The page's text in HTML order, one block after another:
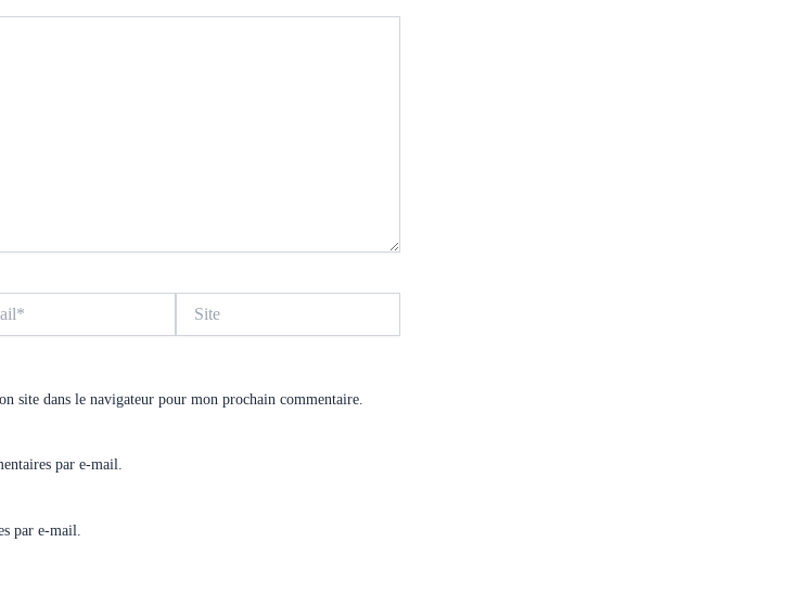
site dans le navigateur pour mon prochain commentaire.
par e-mail.
par e-mail.